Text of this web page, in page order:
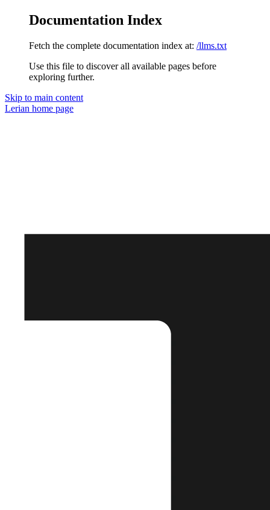
Documentation Index
Fetch the complete documentation index at: /llms.txt
Use this file to discover all available pages before
exploring further.
Skip to main content
Lerian home page